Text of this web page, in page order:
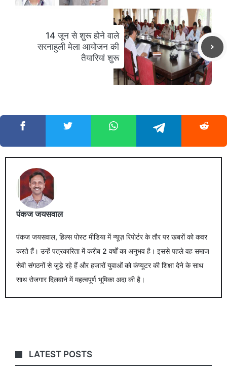
14 जून से शुरू होने वाले
सरनाहुली मेला आयोजन की
तैयारियां शुरू
पंकज जयसवाल
पंकज जयसवाल, हिल्स पोस्ट मीडिया में न्यूज़ रिपोर्टर के तौर पर खबरों को कवर
करते हैं। उन्हें पत्रकारिता में करीब 2 वर्षों का अनुभव है। इससे पहले वह समाज
सेवी संगठनों से जुड़े रहे हैं और हजारों युवाओं को कंप्यूटर की शिक्षा देने के साथ
साथ रोजगार दिलवाने में महत्वपूर्ण भूमिका अदा की है।
LATEST POSTS